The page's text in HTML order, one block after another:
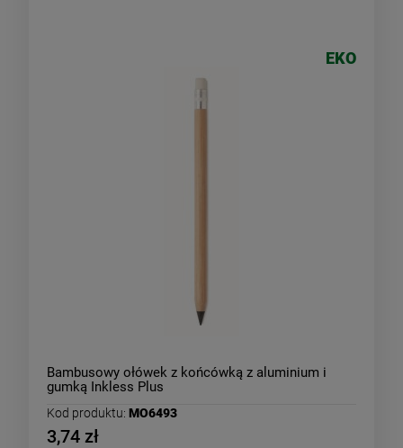
Bambusowy ołówek z końcówką z aluminium i
gumką Inkless Plus
Kod produktu: MO6493
3,74 zł
EKO